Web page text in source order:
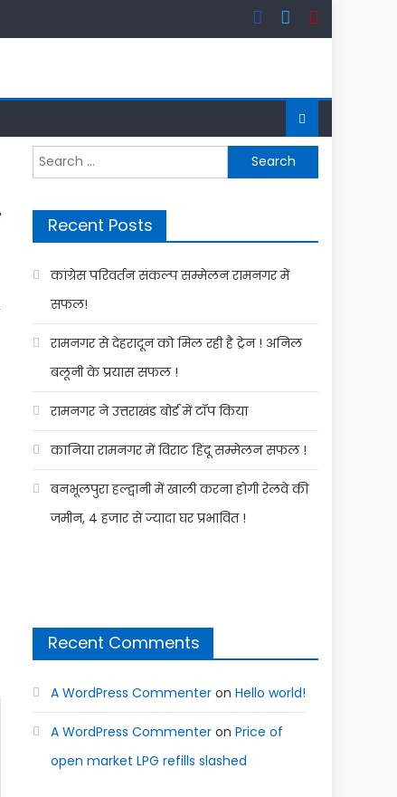
Search
for:
Recent Posts
कांग्रेस परिवर्तन संकल्प सम्मेलन रामनगर में
सफल!
रामनगर से देहरादून को मिल रही है ट्रेन ! अनिल
बलूनी के प्रयास सफल !
रामनगर ने उत्तराखंड बोर्ड में टॉप किया
कानिया रामनगर में विराट हिंदू सम्मेलन सफल !
बनभूलपुरा हल्द्वानी में खाली करना होगी रेलवे की
जमीन, 4 हजार से ज्यादा घर प्रभावित !
Recent Comments
A WordPress Commenter onHello world!
A WordPress Commenter onPrice of
open market LPG refills slashed